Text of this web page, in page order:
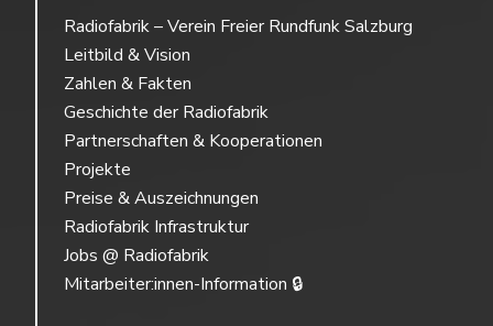
Radiofabrik – Verein Freier Rundfunk Salzburg
Leitbild & Vision
Zahlen & Fakten
Geschichte der Radiofabrik
Partnerschaften & Kooperationen
Projekte
Preise & Auszeichnungen
Radiofabrik Infrastruktur
Jobs @ Radiofabrik
Mitarbeiter:innen-Information 🔒